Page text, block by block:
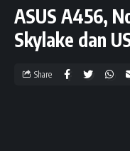
ASUS A456,
Skylake dan
Share